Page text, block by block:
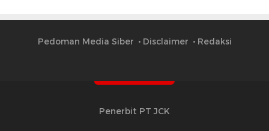
Pedoman Media Siber Disclaimer Redaksi
Penerbit PT JCK